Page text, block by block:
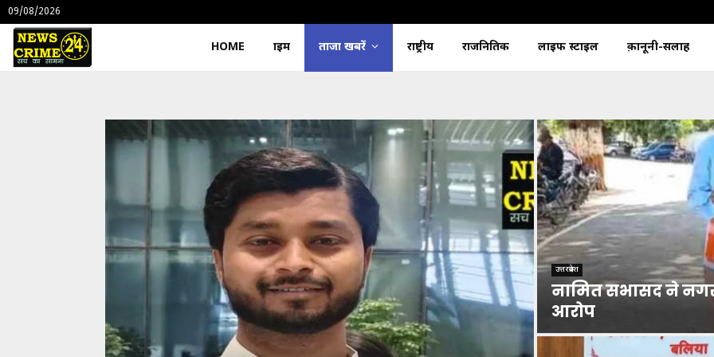
09/08/2026
HOME क्राइम ताजा खबरें राष्ट्रीय राजनितिक लाइफ स्टाइल क़ानूनी-सलाह
उत्तरप्रदेश
नामित सभासद ने नगर
आरोप